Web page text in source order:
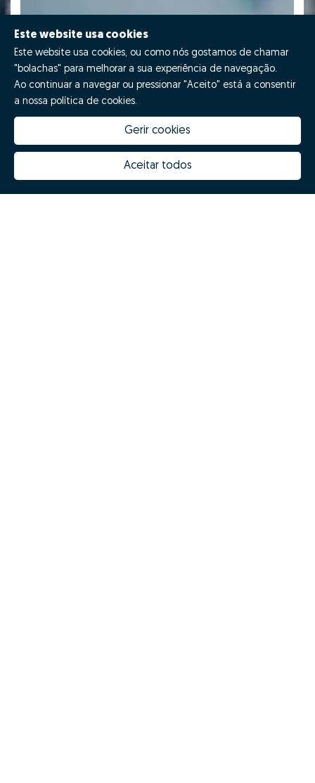
Este website usa cookies
Este website usa cookies, ou como nós gostamos de chamar
"bolachas" para melhorar a sua experiência de navegação.
Ao continuar a navegar ou pressionar "Aceito" está a consentir
a nossa política de cookies.
Gerir cookies
Aceitar todos